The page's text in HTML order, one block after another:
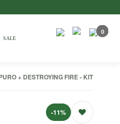
SALE
0
+ DESTROYING FIRE - KIT
-11%